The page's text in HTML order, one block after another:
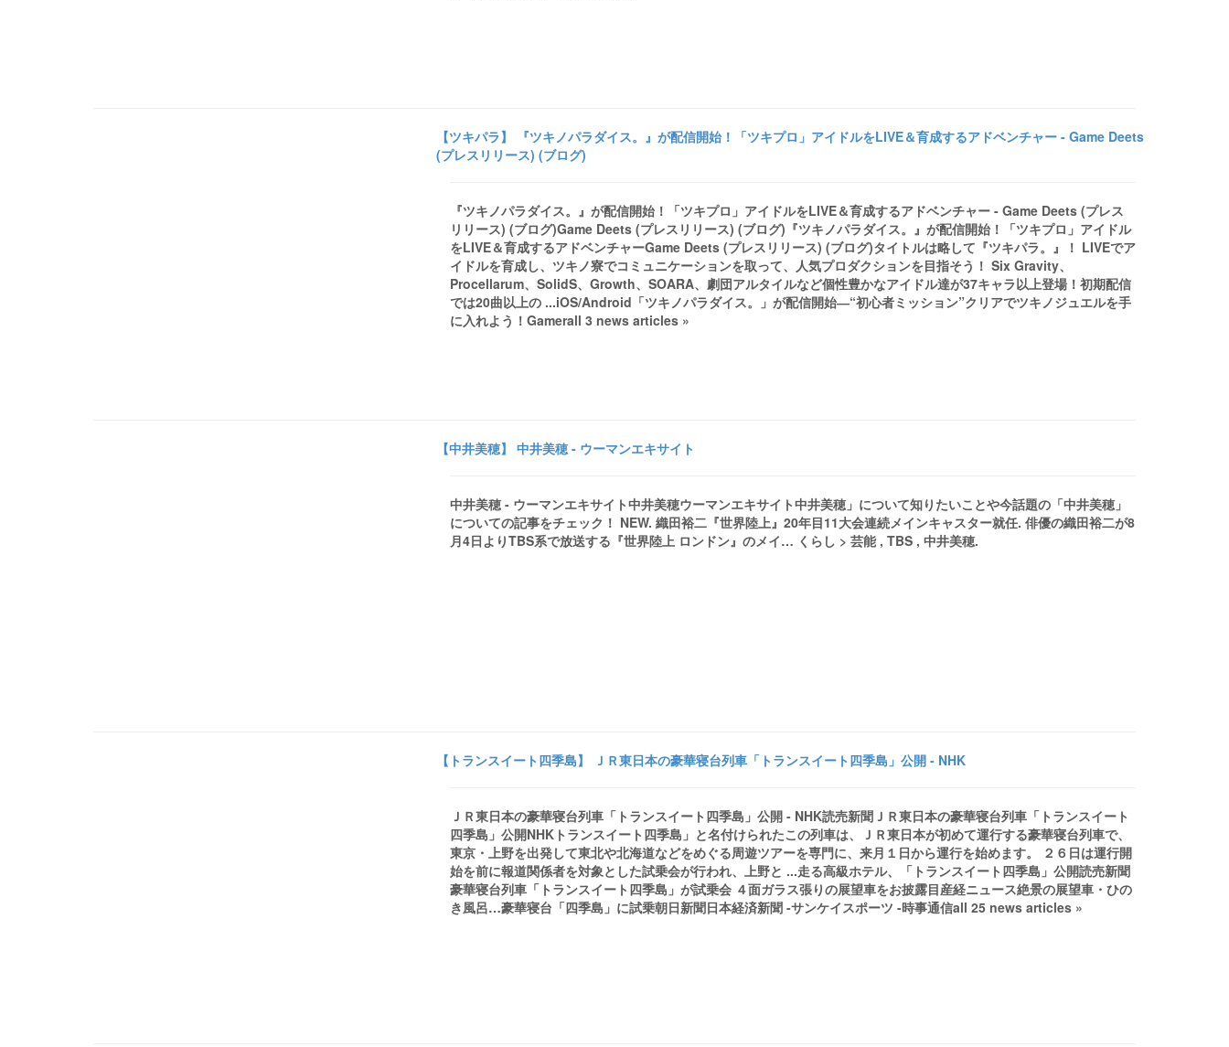
【ツキパラ】 『ツキノパラダイス。』が配信開始！「ツキプロ」アイドルをLIVE＆育成するアドベンチャー - Game Deets
(プレスリリース) (ブログ)
『ツキノパラダイス。』が配信開始！「ツキプロ」アイドルをLIVE＆育成するアドベンチャー - Game Deets (プレス
リリース) (ブログ)Game Deets (プレスリリース) (ブログ)『ツキノパラダイス。』が配信開始！「ツキプロ」アイドル
をLIVE＆育成するアドベンチャーGame Deets (プレスリリース) (ブログ)タイトルは略して『ツキパラ。』！ LIVEでア
イドルを育成し、ツキノ寮でコミュニケーションを取って、人気プロダクションを目指そう！ Six Gravity、
Procellarum、SolidS、Growth、SOARA、劇団アルタイルなど個性豊かなアイドル達が37キャラ以上登場！初期配信
では20曲以上の ...iOS/Android「ツキノパラダイス。」が配信開始―“初心者ミッション”クリアでツキノジュエルを手
に入れよう！Gamerall 3 news articles »
【中井美穂】 中井美穂 - ウーマンエキサイト
中井美穂 - ウーマンエキサイト中井美穂ウーマンエキサイト中井美穂」について知りたいことや今話題の「中井美穂」
についての記事をチェック！ NEW. 織田裕二『世界陸上』20年目11大会連続メインキャスター就任. 俳優の織田裕二が8
月4日よりTBS系で放送する『世界陸上 ロンドン』のメイ… くらし > 芸能 , TBS , 中井美穂.
【トランスイート四季島】 ＪＲ東日本の豪華寝台列車「トランスイート四季島」公開 - NHK
ＪＲ東日本の豪華寝台列車「トランスイート四季島」公開 - NHK読売新聞ＪＲ東日本の豪華寝台列車「トランスイート
四季島」公開NHKトランスイート四季島」と名付けられたこの列車は、ＪＲ東日本が初めて運行する豪華寝台列車で、
東京・上野を出発して東北や北海道などをめぐる周遊ツアーを専門に、来月１日から運行を始めます。 ２６日は運行開
始を前に報道関係者を対象とした試乗会が行われ、上野と ...走る高級ホテル、「トランスイート四季島」公開読売新聞
豪華寝台列車「トランスイート四季島」が試乗会 ４面ガラス張りの展望車をお披露目産経ニュース絶景の展望車・ひの
き風呂…豪華寝台「四季島」に試乗朝日新聞日本経済新聞 -サンケイスポーツ -時事通信all 25 news articles »